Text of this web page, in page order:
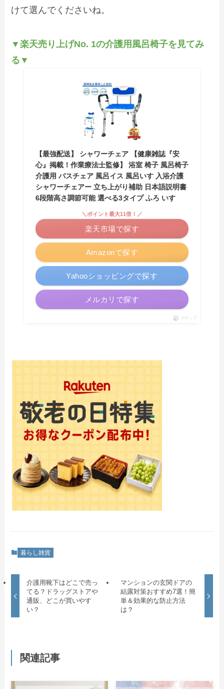
けて選んでくださいね。
▼楽天売り上げNo. 1の介護用風呂椅子を見てみ
る▼
【最強配送】 シャワーチェア 【健康雑誌『安
心』掲載！作業療法士監修】 浴室 椅子 風呂椅子
介護用 バスチェア 風呂イス 風呂いす 入浴介護
シャワーチェアー 立ち上がり補助 日本語説明書
6段階高さ調節可能 選べる3タイプ ふろ いす
Amazonで探す
＼ポイント最大11倍！／
楽天市場で探す
Yahooショッピングで探す
メルカリで探す
ポチップ
暮らし雑貨
介護用靴下はどこで売っ
てる？ドラッグストアや
通販、どこが買いやす
い？
マンションの玄関ドアの
結露対策おすすめ7選！簡
単＆効果的な防止方法
は？
関連記事